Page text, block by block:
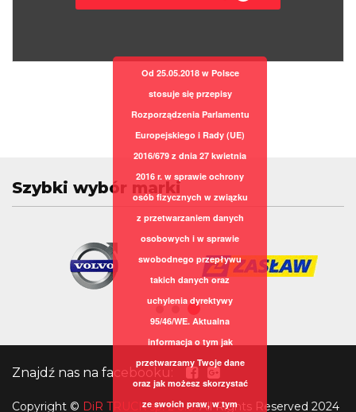
Szybki wybór marki
Znajdź nas na facebooku:
Copyright © DiR TRUCK sp. z o.o.All Rights Reserved 2024
Od 25.05.2018 w Polsce
stosuje się przepisy
Rozporządzenia Parlamentu
Europejskiego i Rady (UE)
2016/679 z dnia 27 kwietnia
2016 r. w sprawie ochrony
osób fizycznych w związku
z przetwarzaniem danych
osobowych i w sprawie
swobodnego przepływu
takich danych oraz
uchylenia dyrektywy
95/46/WE. Aktualna
informacja o tym jak
przetwarzamy Twoje dane
oraz jak możesz skorzystać
ze swoich praw, w tym